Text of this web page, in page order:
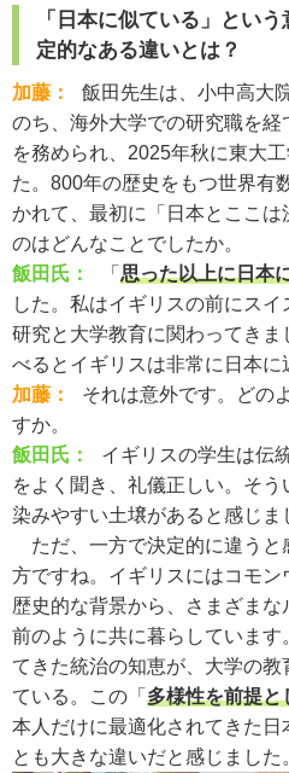
「日本に似ている」とい
定的なある違いとは？
加藤：
飯田先生は、小中高大
のち、海外大学での研究職を
を務められ、2025年秋に東大
た。800年の歴史をもつ世界有
かれて、最初に「日本とここ
のはどんなことでしたか。
飯田氏：
「 思った以上に日本
した。私はイギリスの前にス
研究と大学教育に関わってき
べるとイギリスは非常に日本に
加藤：
それは意外です。どの
すか。
飯田氏：
イギリスの学生は伝
をよく聞き、礼儀正しい。そう
染みやすい土壌があると感じま
ただ、一方で決定的に違うと
方ですね。イギリスにはコモン
歴史的な背景から、さまざまな
前のように共に暮らしていま
てきた統治の知恵が、大学の
ている。この「 多様性を前提と
本人だけに最適化されてきた
とも大きな違いだと感じました